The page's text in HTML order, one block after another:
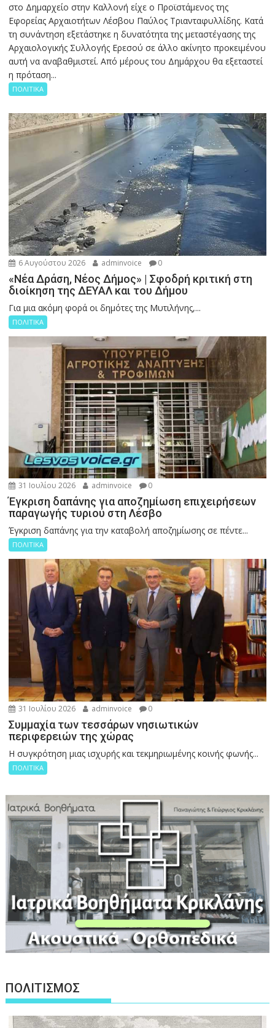
στο Δημαρχείο στην Καλλονή είχε ο Προϊστάμενος της
Εφορείας Αρχαιοτήτων Λέσβου Παύλος Τριανταφυλλίδης. Κατά
τη συνάντηση εξετάστηκε η δυνατότητα της μεταστέγασης της
Αρχαιολογικής Συλλογής Ερεσού σε άλλο ακίνητο προκειμένου
αυτή να αναβαθμιστεί. Από μέρους του Δημάρχου θα εξεταστεί
η πρόταση...
ΠΟΛΙΤΙΚΑ
6 Αυγούστου 2026 adminvoice 0
«Νέα Δράση, Νέος Δήμος» | Σφοδρή κριτική στη
διοίκηση της ΔΕΥΑΛ και του Δήμου
Για μια ακόμη φορά οι δημότες της Μυτιλήνης,...
ΠΟΛΙΤΙΚΑ
31 Ιουλίου 2026 adminvoice 0
Έγκριση δαπάνης για αποζημίωση επιχειρήσεων
παραγωγής τυριού στη Λέσβο
Έγκριση δαπάνης για την καταβολή αποζημίωσης σε πέντε...
ΠΟΛΙΤΙΚΑ
31 Ιουλίου 2026 adminvoice 0
Συμμαχία των τεσσάρων νησιωτικών
περιφερειών της χώρας
Η συγκρότηση μιας ισχυρής και τεκμηριωμένης κοινής φωνής...
ΠΟΛΙΤΙΚΑ
ΠΟΛΙΤΙΣΜΟΣ